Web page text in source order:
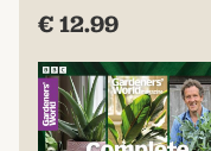
€ 12.99